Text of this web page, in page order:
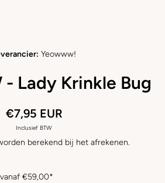
Yeowww!
- Lady Krinkle Bug
€7,95 EUR
Inclusief BTW
berekend bij het afrekenen.
€59,00*